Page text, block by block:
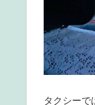
タクシーで